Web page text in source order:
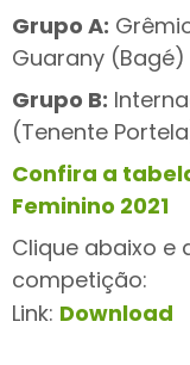
Grupo A:
Guarany (Bagé)
Grupo B:
(Tenente
Confira a
Feminino 2021
Clique abaixo e
competição:
Link: Download